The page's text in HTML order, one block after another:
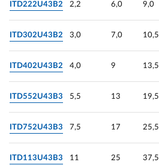
ITD222U43B2 2,2 6,0 9,0
ITD302U43B2 3,0 7,0 10,5
ITD402U43B2 4,0 9 13,5
ITD552U43B3 5,5 13 19,5
ITD752U43B3 7,5 17 25,5
ITD113U43B3 11 25 37,5